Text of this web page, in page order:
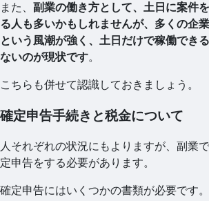
また、 副業の働き方として、土日に案件
る人も多いかもしれませんが、多くの企
という風潮が強く、土日だけで稼働でき
ないのが現状です。
こちらも併せて認識しておきましょう。
確定申告手続きと税金について
人それぞれの状況にもよりますが、副業
定申告をする必要があります。
確定申告にはいくつかの書類が必要です。